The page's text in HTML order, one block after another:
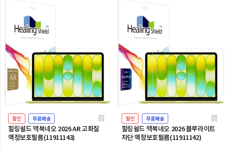
할인 무료배송
힐링쉴드 맥북네오 2026 AR 고화질
액정보호필름(11911143)
할인 무료배송
힐링쉴드 맥북네오 2026 블루라이트
차단 액정보호필름(11911142)